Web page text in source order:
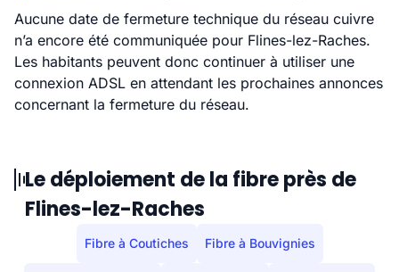
Aucune date de fermeture technique du réseau cuivre
n’a encore été communiquée pour Flines-lez-Raches.
Les habitants peuvent donc continuer à utiliser une
connexion ADSL en attendant les prochaines annonces
concernant la fermeture du réseau.
Le déploiement de la fibre près de
Flines-lez-Raches
Fibre à Coutiches Fibre à Bouvignies